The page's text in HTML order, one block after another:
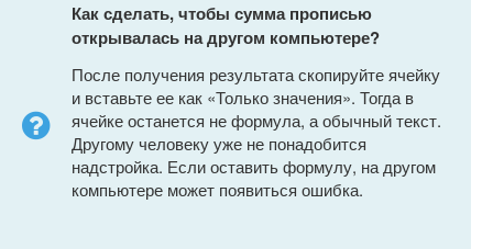
Как сделать, чтобы сумма прописью
открывалась на другом компьютере?
После получения результата скопируйте ячейку
и вставьте ее как «Только значения». Тогда в
ячейке останется не формула, а обычный текст.
Другому человеку уже не понадобится
надстройка. Если оставить формулу, на другом
компьютере может появиться ошибка.